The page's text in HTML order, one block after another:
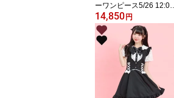
ーワンピース5/26 12:00
販売スタートsecrethone
y シークレットハニ
ー シーハニ 量産型
地雷系 かわいい 双子
コーデ 参戦服 レディ
ース ガーリー ワン
ピ 半袖 ピンク 黒
ブラック
14,850円